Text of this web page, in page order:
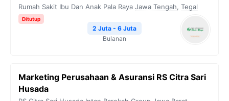
Rumah Sakit Ibu Dan Anak Pala Raya Jawa Tengah, Tegal
Ditutup
2 Juta - 6 Juta
Bulanan
Marketing Perusahaan & Asuransi RS Citra Sari
Husada